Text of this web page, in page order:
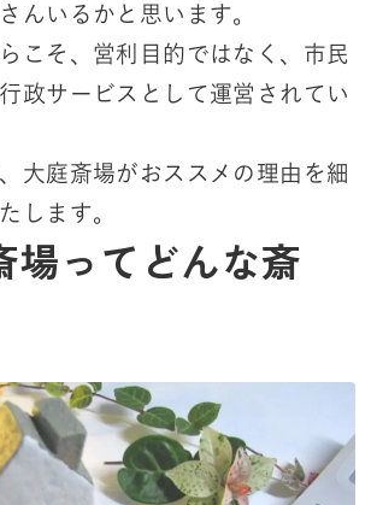
んいるかと思います。
こそ、営利目的ではなく、市民
政サービスとして運営されてい
大庭斎場がおススメの理由を細
します。
場ってどんな斎